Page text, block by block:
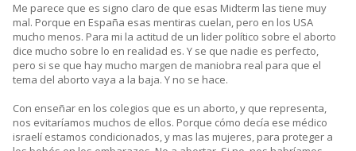
Me parece que es signo claro de que esas Midterm las tiene muy
mal. Porque en España esas mentiras cuelan, pero en los USA
mucho menos. Para mi la actitud de un lider político sobre el aborto
dice mucho sobre lo en realidad es. Y se que nadie es perfecto,
pero si se que hay mucho margen de maniobra real para que el
tema del aborto vaya a la baja. Y no se hace.
Con enseñar en los colegios que es un aborto, y que representa,
nos evitaríamos muchos de ellos. Porque cómo decía ese médico
israelí estamos condicionados, y mas las mujeres, para proteger a